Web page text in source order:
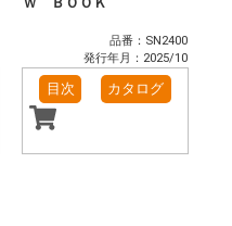
品番：SN2400
発行年月：2025/10
目次 カタログ